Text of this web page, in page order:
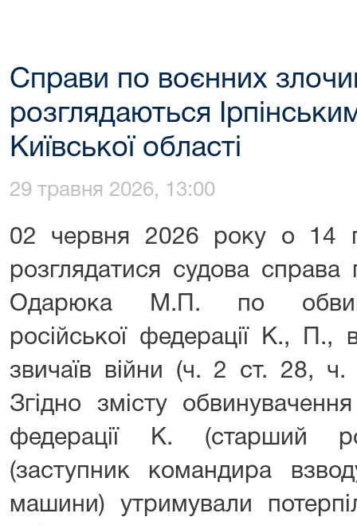
Справи по воєнних
розглядаються
Київської області
29 травня 2026, 13:00
02 червня 2026 року о 14
розглядатися судова справа
Одарюка М.П. по
російської федерації К., П.,
звичаїв війни (ч. 2 ст. 28,
Згідно змісту
федерації К. (старший
(заступник командира
машини) утримували